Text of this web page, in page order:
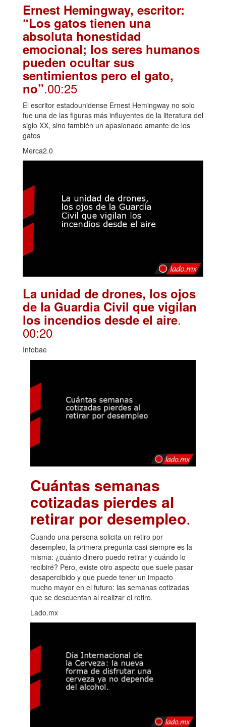
Ernest Hemingway, escritor:
“Los gatos tienen una
absoluta honestidad
emocional; los seres humanos
pueden ocultar sus
sentimientos pero el gato,
no”.00:25
El escritor estadounidense Ernest Hemingway no solo
fue una de las figuras más influyentes de la literatura del
siglo XX, sino también un apasionado amante de los
gatos
Merca2.0
La unidad de drones, los ojos
de la Guardia Civil que vigilan
los incendios desde el aire.
00:20
Infobae
Cuántas semanas
cotizadas pierdes al
retirar por desempleo.
Cuando una persona solicita un retiro por
desempleo, la primera pregunta casi siempre es la
misma: ¿cuánto dinero puedo retirar y cuándo lo
recibiré? Pero, existe otro aspecto que suele pasar
desapercibido y que puede tener un impacto
mucho mayor en el futuro: las semanas cotizadas
que se descuentan al realizar el retiro.
Lado.mx